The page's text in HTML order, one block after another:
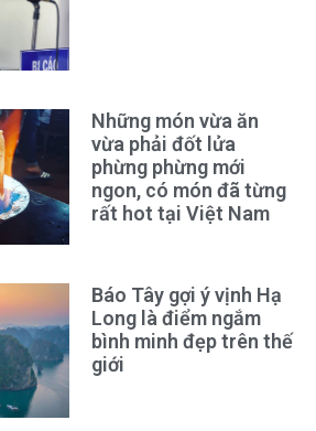
Những món vừa ăn
vừa phải đốt lửa
phừng phừng mới
ngon, có món đã từng
rất hot tại Việt Nam
Báo Tây gợi ý vịnh Hạ
Long là điểm ngắm
bình minh đẹp trên thế
giới